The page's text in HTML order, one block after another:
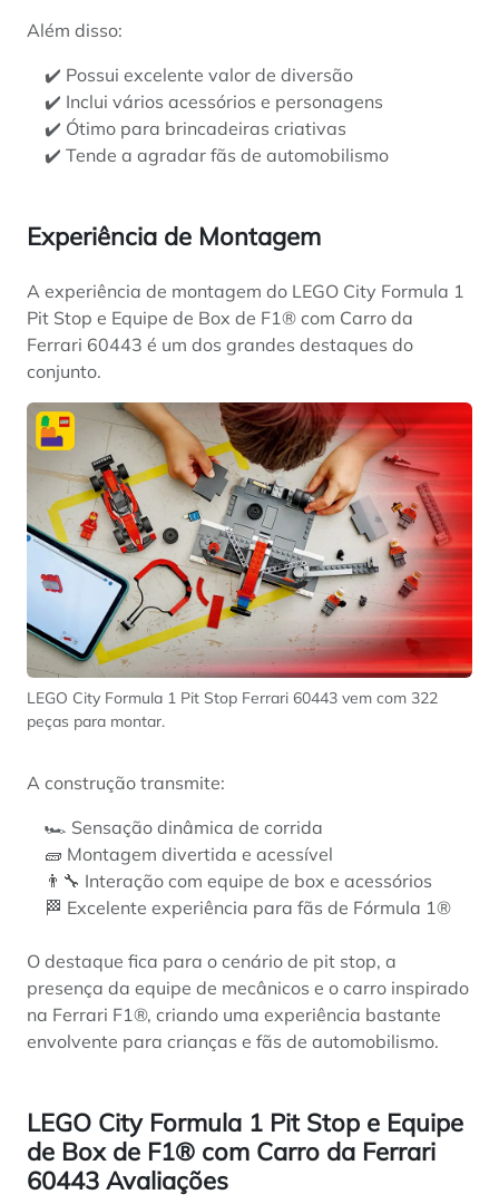
Além disso:
✔️ Possui excelente valor de diversão
✔️ Inclui vários acessórios e personagens
✔️ Ótimo para brincadeiras criativas
✔️ Tende a agradar fãs de automobilismo
Experiência de Montagem
A experiência de montagem do LEGO City Formula 1
Pit Stop e Equipe de Box de F1® com Carro da
Ferrari 60443 é um dos grandes destaques do
conjunto.
LEGO City Formula 1 Pit Stop Ferrari 60443 vem com 322
peças para montar.
A construção transmite:
🏎️ Sensação dinâmica de corrida
🧱 Montagem divertida e acessível
👨‍🔧 Interação com equipe de box e acessórios
🏁 Excelente experiência para fãs de Fórmula 1®
O destaque fica para o cenário de pit stop, a
presença da equipe de mecânicos e o carro inspirado
na Ferrari F1®, criando uma experiência bastante
envolvente para crianças e fãs de automobilismo.
LEGO City Formula 1 Pit Stop e Equipe
de Box de F1® com Carro da Ferrari
60443 Avaliações